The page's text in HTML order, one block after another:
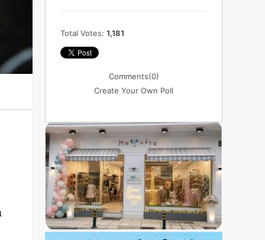
Total Votes: 1,181
Comments(0)
Create Your Own Poll